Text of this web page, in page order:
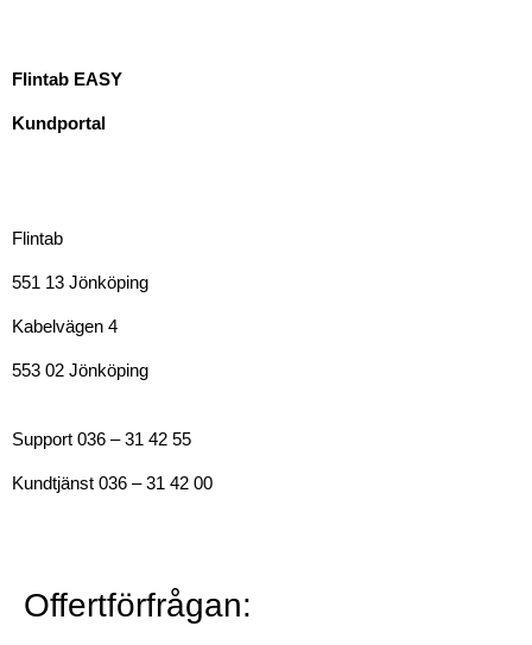
Flintab EASY
Kundportal
Flintab
551 13 Jönköping
Kabelvägen 4
553 02 Jönköping
Support 036 – 31 42 55
Kundtjänst 036 – 31 42 00
Offertförfrågan: